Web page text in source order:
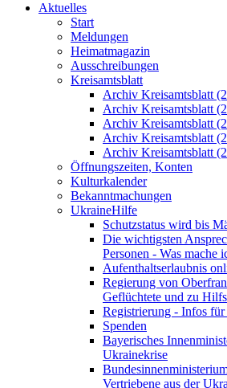
Aktuelles
Start
Meldungen
Heimatmagazin
Ausschreibungen
Kreisamtsblatt
Archiv Kreisamtsblatt
Archiv Kreisamtsblatt
Archiv Kreisamtsblatt
Archiv Kreisamtsblatt
Archiv Kreisamtsblatt
Öffnungszeiten, Konten
Kulturkalender
Bekanntmachungen
UkraineHilfe
Schutzstatus wird bis
Die wichtigsten
Personen - Was mache
Aufenthaltserlaubnis
Regierung von
Geflüchtete und zu
Registrierung - Infos
Spenden
Bayerisches
Ukrainekrise
Vertriebene aus der